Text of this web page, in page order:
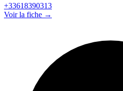
+33618390313
Voir la fiche →